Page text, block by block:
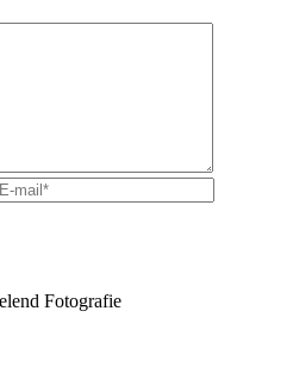
Fotografie